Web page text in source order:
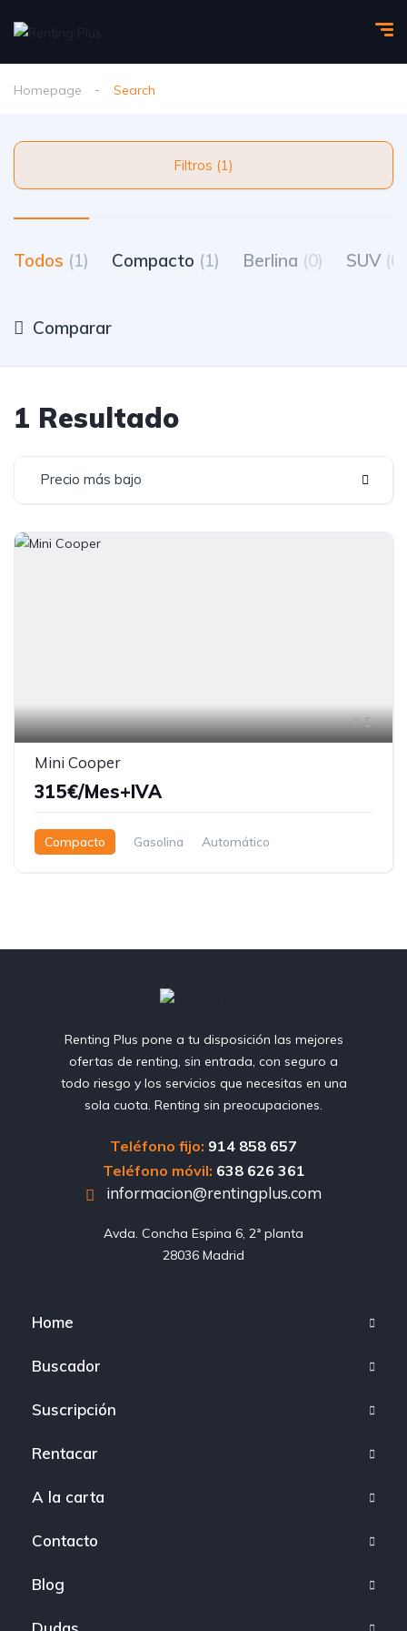
Homepage Search
Filtros (1)
Todos (1) Compacto (1) Berlina (0) SUV (0)
Comparar
1 Resultado
Precio más bajo
5
Mini Cooper
315€/Mes+IVA
Compacto Gasolina Automático
Renting Plus pone a tu disposición las mejores
ofertas de renting, sin entrada, con seguro a
todo riesgo y los servicios que necesitas en una
sola cuota. Renting sin preocupaciones.
Teléfono fijo: 914 858 657
Teléfono móvil: 638 626 361
informacion@rentingplus.com
Avda. Concha Espina 6, 2ª planta
28036 Madrid
Home
Buscador
Suscripción
Rentacar
A la carta
Contacto
Blog